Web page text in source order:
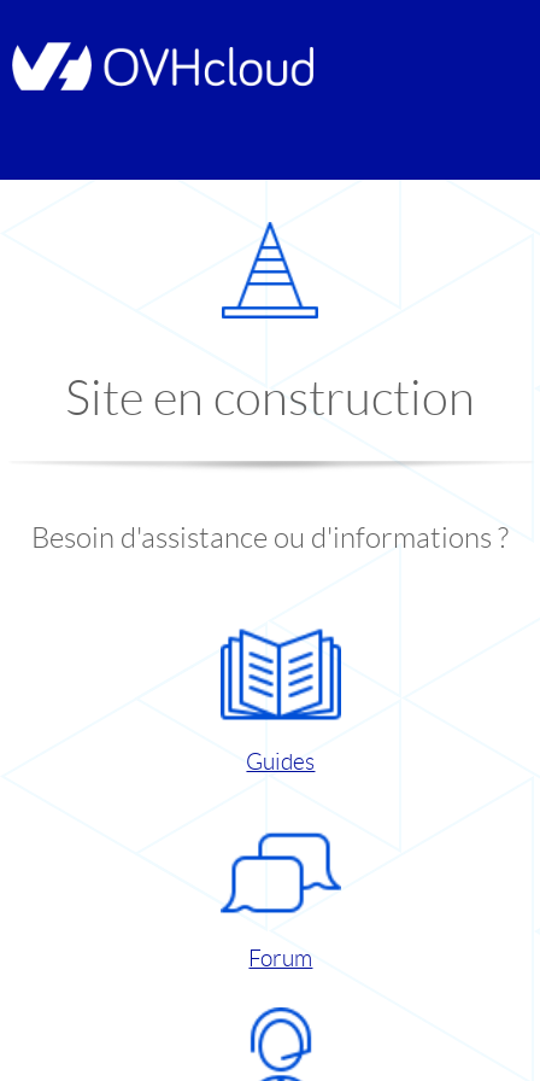
Site en construction
Besoin d'assistance ou d'informations ?
Guides
Forum